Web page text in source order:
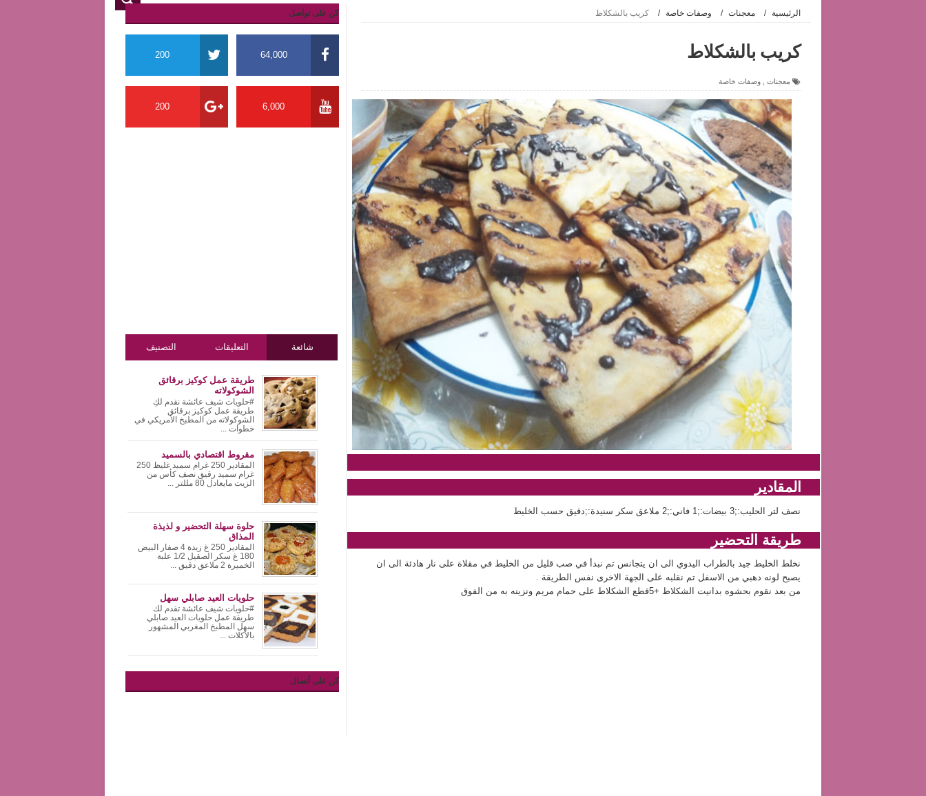
الرئيسية / معجنات / وصفات خاصة / كريب بالشكلاط
كريب بالشكلاط
معجنات وصفات خاصة
المقادير
نصف لتر الحليب:;3 بيضات:;1 فاني:;2 ملاعق سكر سنيدة:;دقيق حسب الخليط
طريقة التحضير
نخلط الخليط جيد بالطراب اليدوي الى ان يتجانس تم نبدأ في صب قليل من الخليط في مقلاة على نار هادئة الى ان
يصبح لونه دهبي من الاسفل تم نقلبه على الجهة الاخرى نفس الطريقة .
من بعد نقوم بحشوه بدانيت الشكلاط +5قطع الشكلاط على حمام مريم ونزينه به من الفوق
كن على تواصل
64,000
200
6,000
200
شائعة التعليقات التصنيف
طريقة عمل كوكيز برقائق
الشوكولاته
#حلويات شيف عائشة نقدم لكِ
طريقة عمل كوكيز برقائق
الشوكولاته من المطبخ الأمريكي في
خطوات ...
مقروط اقتصادي بالسميد
المقادير 250 غرام سميد غليظ 250
غرام سميد رقيق نصف كأس من
الزيت مايعادل 80 مللتر ...
حلوة سهلة التحضير و لذيذة
المذاق
المقادير 250 غ زبدة 4 صفار البيض
180 غ سكر الصقيل 1/2 علبة
الخميرة 2 ملاعق دقيق ...
حلويات العيد صابلي سهل
#حلويات شيف عائشة تقدم لك
طريقة عمل حلويات العيد صابلي
سهل المطبخ المغربي المشهور
بالأكلات ...
كن على أتصال